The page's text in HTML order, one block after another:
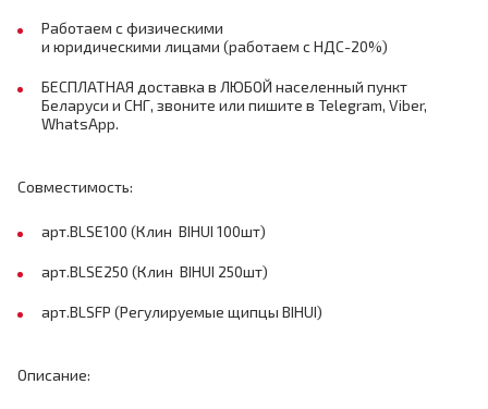
Работаем с физическими
и юридическими лицами (работаем с НДС-20%)
БЕСПЛАТНАЯ доставка в ЛЮБОЙ населенный пункт
Беларуси и СНГ, звоните или пишите в Telegram, Viber,
WhatsApp.
Совместимость:
арт.BLSE100 (Клин BIHUI 100шт)
арт.BLSE250 (Клин BIHUI 250шт)
арт.BLSFP (Регулируемые щипцы BIHUI)
Описание: